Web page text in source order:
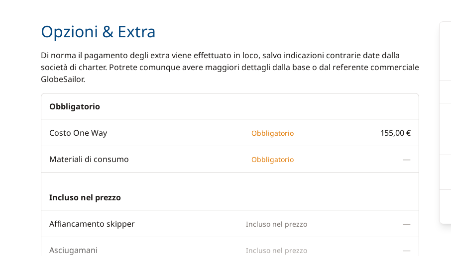
Opzioni & Extra
Di norma il pagamento degli extra viene effettuato in loco, salvo indicazioni contrarie date dalla
società di charter. Potrete comunque avere maggiori dettagli dalla base o dal referente commerciale
GlobeSailor.
Obbligatorio
Costo One Way Obbligatorio 155,00 €
Materiali di consumo Obbligatorio —
Incluso nel prezzo
Affiancamento skipper Incluso nel prezzo —
Asciugamani Incluso nel prezzo —